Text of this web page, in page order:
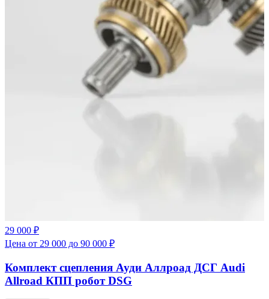
29 000 ₽
Цена от 29 000 до 90 000 ₽
Комплект сцепления Ауди Аллроад ДСГ Audi
Allroad КПП робот DSG